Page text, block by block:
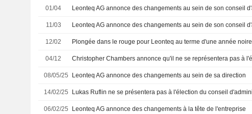
01/04
11/03
12/02 Plongée dans le rouge pour Leonteq au terme d'une année noire
04/12
08/05/25 Leonteq AG annonce des changements au sein de sa direction
14/02/25
06/02/25 Leonteq AG annonce des changements à la tête de l'entreprise